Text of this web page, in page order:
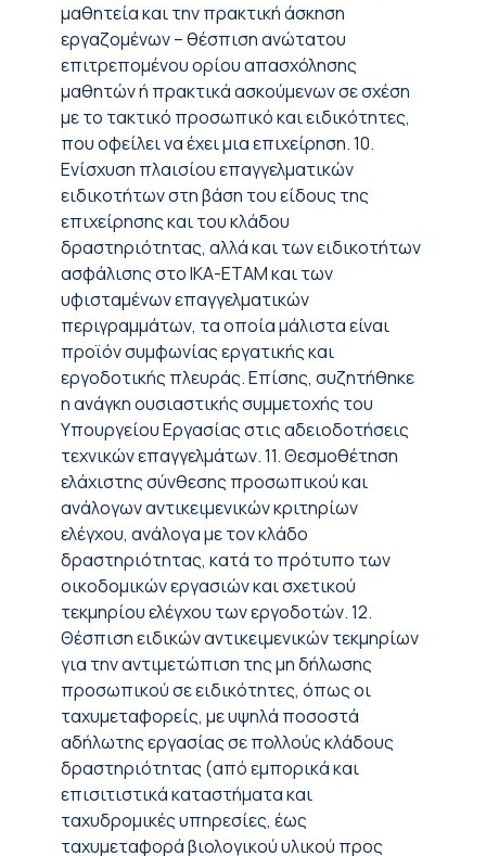
μαθητεία και την πρακτική άσκηση
εργαζομένων – θέσπιση ανώτατου
επιτρεπομένου ορίου απασχόλησης
μαθητών ή πρακτικά ασκούμενων σε σχέση
με το τακτικό προσωπικό και ειδικότητες,
που οφείλει να έχει μια επιχείρηση. 10.
Ενίσχυση πλαισίου επαγγελματικών
ειδικοτήτων στη βάση του είδους της
επιχείρησης και του κλάδου
δραστηριότητας, αλλά και των ειδικοτήτων
ασφάλισης στο ΙΚΑ-ΕΤΑΜ και των
υφισταμένων επαγγελματικών
περιγραμμάτων, τα οποία μάλιστα είναι
προϊόν συμφωνίας εργατικής και
εργοδοτικής πλευράς. Επίσης, συζητήθηκε
η ανάγκη ουσιαστικής συμμετοχής του
Υπουργείου Εργασίας στις αδειοδοτήσεις
τεχνικών επαγγελμάτων. 11. Θεσμοθέτηση
ελάχιστης σύνθεσης προσωπικού και
ανάλογων αντικειμενικών κριτηρίων
ελέγχου, ανάλογα με τον κλάδο
δραστηριότητας, κατά το πρότυπο των
οικοδομικών εργασιών και σχετικού
τεκμηρίου ελέγχου των εργοδοτών. 12.
Θέσπιση ειδικών αντικειμενικών τεκμηρίων
για την αντιμετώπιση της μη δήλωσης
προσωπικού σε ειδικότητες, όπως οι
ταχυμεταφορείς, με υψηλά ποσοστά
αδήλωτης εργασίας σε πολλούς κλάδους
δραστηριότητας (από εμπορικά και
επισιτιστικά καταστήματα και
ταχυδρομικές υπηρεσίες, έως
ταχυμεταφορά βιολογικού υλικού προς